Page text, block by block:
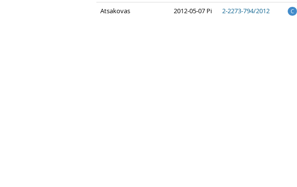
Atsakovas 2012-05-07 Pi 2-2273-794/2012 C